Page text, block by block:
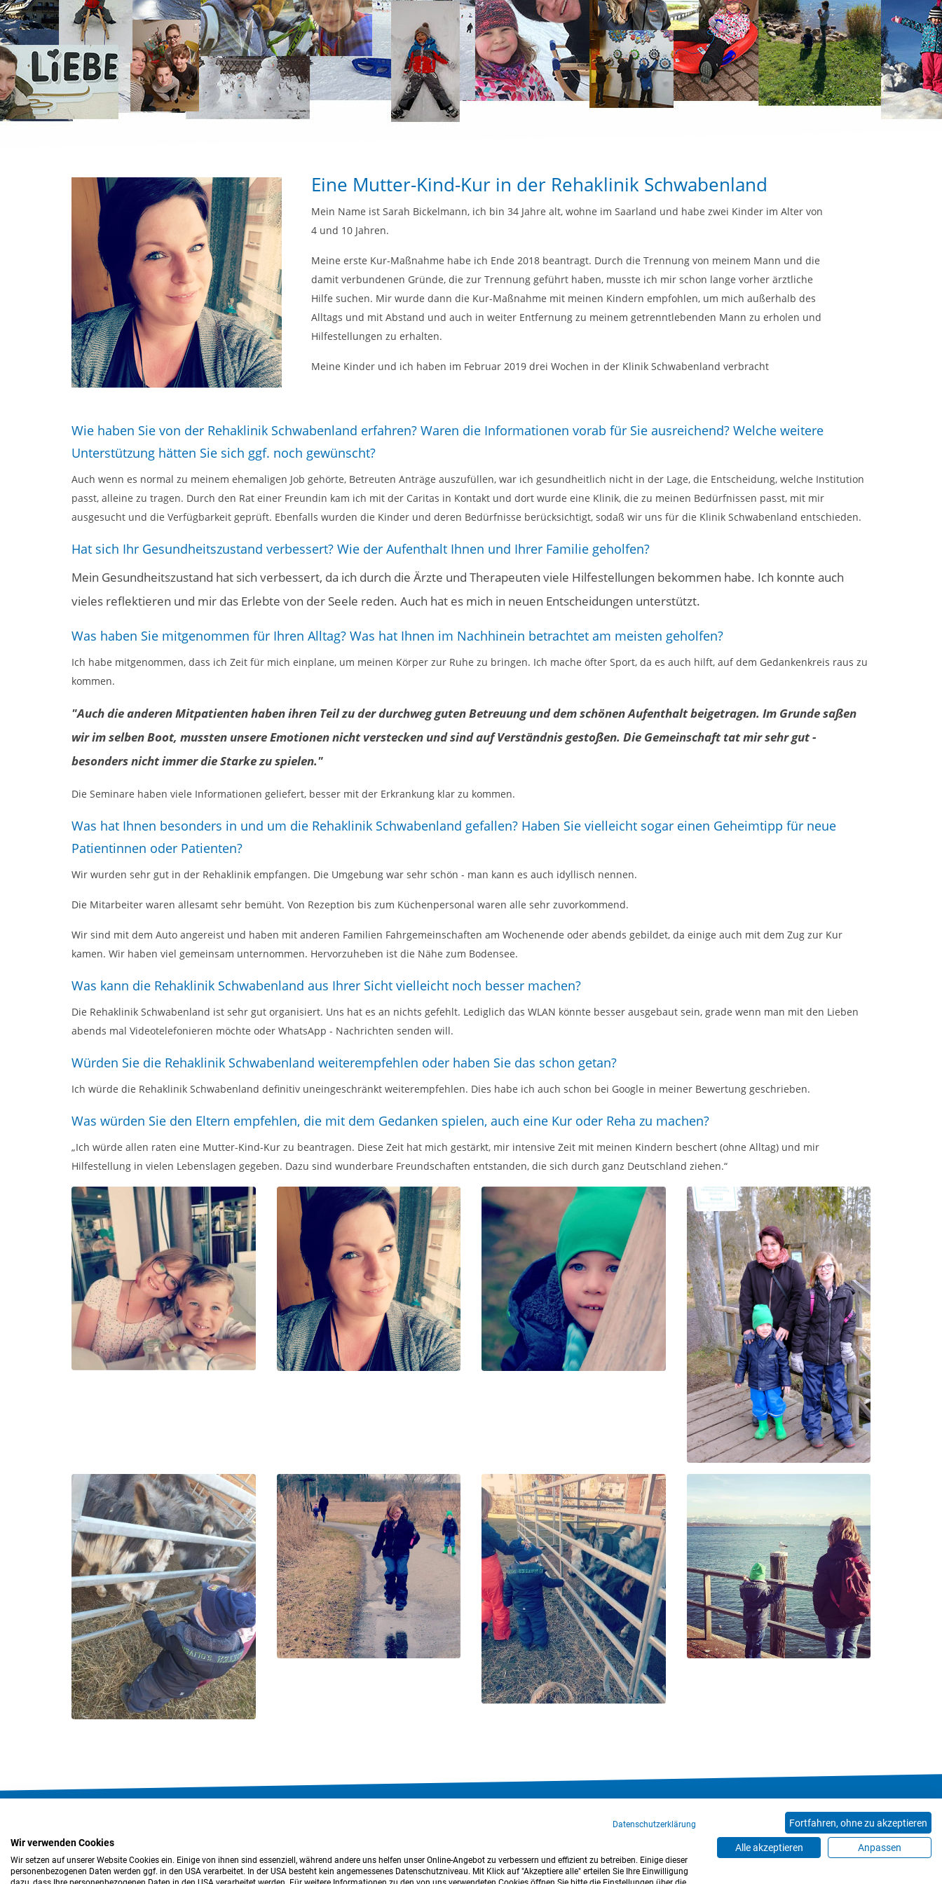
Eine Mutter-Kind-Kur in der Rehaklinik Schwabenland
Mein Name ist Sarah Bickelmann, ich bin 34 Jahre alt, wohne im Saarland und habe zwei Kinder im Alter von
4 und 10 Jahren.
Meine erste Kur-Maßnahme habe ich Ende 2018 beantragt. Durch die Trennung von meinem Mann und die
damit verbundenen Gründe, die zur Trennung geführt haben, musste ich mir schon lange vorher ärztliche
Hilfe suchen. Mir wurde dann die Kur-Maßnahme mit meinen Kindern empfohlen, um mich außerhalb des
Alltags und mit Abstand und auch in weiter Entfernung zu meinem getrenntlebenden Mann zu erholen und
Hilfestellungen zu erhalten.
Meine Kinder und ich haben im Februar 2019 drei Wochen in der Klinik Schwabenland verbracht
Wie haben Sie von der Rehaklinik Schwabenland erfahren? Waren die Informationen vorab für Sie ausreichend? Welche weitere
Unterstützung hätten Sie sich ggf. noch gewünscht?
Auch wenn es normal zu meinem ehemaligen Job gehörte, Betreuten Anträge auszufüllen, war ich gesundheitlich nicht in der Lage, die Entscheidung, welche Institution
passt, alleine zu tragen. Durch den Rat einer Freundin kam ich mit der Caritas in Kontakt und dort wurde eine Klinik, die zu meinen Bedürfnissen passt, mit mir
ausgesucht und die Verfügbarkeit geprüft. Ebenfalls wurden die Kinder und deren Bedürfnisse berücksichtigt, sodaß wir uns für die Klinik Schwabenland entschieden.
Hat sich Ihr Gesundheitszustand verbessert? Wie der Aufenthalt Ihnen und Ihrer Familie geholfen?
Mein Gesundheitszustand hat sich verbessert, da ich durch die Ärzte und Therapeuten viele Hilfestellungen bekommen habe. Ich konnte auch
vieles reflektieren und mir das Erlebte von der Seele reden. Auch hat es mich in neuen Entscheidungen unterstützt.
Was haben Sie mitgenommen für Ihren Alltag? Was hat Ihnen im Nachhinein betrachtet am meisten geholfen?
Ich habe mitgenommen, dass ich Zeit für mich einplane, um meinen Körper zur Ruhe zu bringen. Ich mache öfter Sport, da es auch hilft, auf dem Gedankenkreis raus zu
kommen.
"Auch die anderen Mitpatienten haben ihren Teil zu der durchweg guten Betreuung und dem schönen Aufenthalt beigetragen. Im Grunde saßen
wir im selben Boot, mussten unsere Emotionen nicht verstecken und sind auf Verständnis gestoßen. Die Gemeinschaft tat mir sehr gut -
besonders nicht immer die Starke zu spielen."
Die Seminare haben viele Informationen geliefert, besser mit der Erkrankung klar zu kommen.
Was hat Ihnen besonders in und um die Rehaklinik Schwabenland gefallen? Haben Sie vielleicht sogar einen Geheimtipp für neue
Patientinnen oder Patienten?
Wir wurden sehr gut in der Rehaklinik empfangen. Die Umgebung war sehr schön - man kann es auch idyllisch nennen.
Die Mitarbeiter waren allesamt sehr bemüht. Von Rezeption bis zum Küchenpersonal waren alle sehr zuvorkommend.
Wir sind mit dem Auto angereist und haben mit anderen Familien Fahrgemeinschaften am Wochenende oder abends gebildet, da einige auch mit dem Zug zur Kur
kamen. Wir haben viel gemeinsam unternommen. Hervorzuheben ist die Nähe zum Bodensee.
Was kann die Rehaklinik Schwabenland aus Ihrer Sicht vielleicht noch besser machen?
Die Rehaklinik Schwabenland ist sehr gut organisiert. Uns hat es an nichts gefehlt. Lediglich das WLAN könnte besser ausgebaut sein, grade wenn man mit den Lieben
abends mal Videotelefonieren möchte oder WhatsApp - Nachrichten senden will.
Würden Sie die Rehaklinik Schwabenland weiterempfehlen oder haben Sie das schon getan?
Ich würde die Rehaklinik Schwabenland definitiv uneingeschränkt weiterempfehlen. Dies habe ich auch schon bei Google in meiner Bewertung geschrieben.
Was würden Sie den Eltern empfehlen, die mit dem Gedanken spielen, auch eine Kur oder Reha zu machen?
„Ich würde allen raten eine Mutter-Kind-Kur zu beantragen. Diese Zeit hat mich gestärkt, mir intensive Zeit mit meinen Kindern beschert (ohne Alltag) und mir
Hilfestellung in vielen Lebenslagen gegeben. Dazu sind wunderbare Freundschaften entstanden, die sich durch ganz Deutschland ziehen.“
Mitarbeiter*innen
Fortfahren, ohne zu akzeptieren
Datenschutzerklärung
Wir verwenden Cookies
Wir setzen auf unserer Website Cookies ein. Einige von ihnen sind essenziell, während andere uns helfen unser Online-Angebot zu verbessern und effizient zu betreiben. Einige dieser
personenbezogenen Daten werden ggf. in den USA verarbeitet. In der USA besteht kein angemessenes Datenschutzniveau. Mit Klick auf "Akzeptiere alle" erteilen Sie Ihre Einwilligung
Alle akzeptieren Anpassen